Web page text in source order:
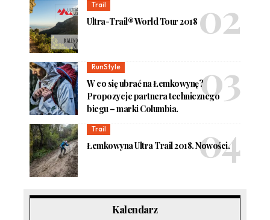
Trail
Ultra-Trail® World Tour 2018
RunStyle
W co się ubrać na Łemkowynę?
Propozycje partnera technicznego
biegu – marki Columbia.
Trail
Łemkowyna Ultra Trail 2018. Nowości.
Kalendarz